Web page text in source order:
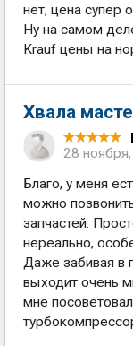
нет, цена супер
Ну на самом
Krauf цены на
Хвала
28
Благо, у меня
можно
запчастей.
нереально,
Даже забивая в
выходит очень
мне